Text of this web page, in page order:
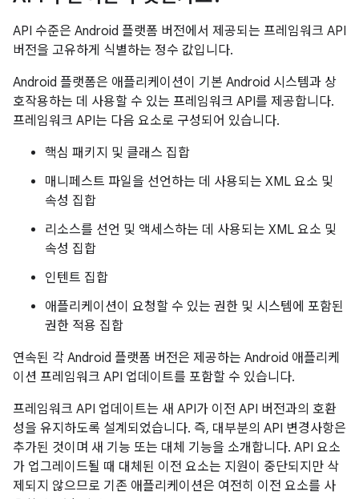
API 수준은 Android 플랫폼 버전에서 제공되는 프레임워크 API
버전을 고유하게 식별하는 정수 값입니다.
Android 플랫폼은 애플리케이션이 기본 Android 시스템과 상
호작용하는 데 사용할 수 있는 프레임워크 API를 제공합니다.
프레임워크 API는 다음 요소로 구성되어 있습니다.
핵심 패키지 및 클래스 집합
매니페스트 파일을 선언하는 데 사용되는 XML 요소 및
속성 집합
리소스를 선언 및 액세스하는 데 사용되는 XML 요소 및
속성 집합
인텐트 집합
애플리케이션이 요청할 수 있는 권한 및 시스템에 포함된
권한 적용 집합
연속된 각 Android 플랫폼 버전은 제공하는 Android 애플리케
이션 프레임워크 API 업데이트를 포함할 수 있습니다.
프레임워크 API 업데이트는 새 API가 이전 API 버전과의 호환
성을 유지하도록 설계되었습니다. 즉, 대부분의 API 변경사항은
추가된 것이며 새 기능 또는 대체 기능을 소개합니다. API 요소
가 업그레이드될 때 대체된 이전 요소는 지원이 중단되지만 삭
제되지 않으므로 기존 애플리케이션은 여전히 이전 요소를 사